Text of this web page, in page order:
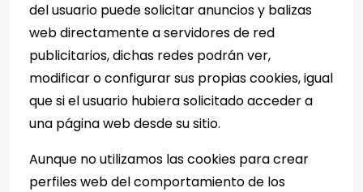
del usuario puede solicitar anuncios y balizas
web directamente a servidores de red
publicitarios, dichas redes podrán ver,
modificar o configurar sus propias cookies, igual
que si el usuario hubiera solicitado acceder a
una página web desde su sitio.
Aunque no utilizamos las cookies para crear
perfiles web del comportamiento de los